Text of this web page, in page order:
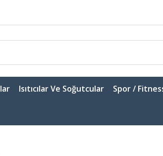
Isıtıcılar Ve Soğutcular Spor /